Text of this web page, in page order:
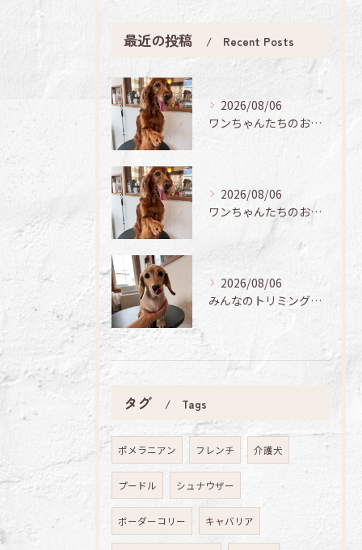
最近の投稿 Recent Posts
2026/08/06
ワンちゃんたちのお手入れ日記🐶✨
2026/08/06
ワンちゃんたちのお手入れ日記🐶✨
2026/08/06
みんなのトリミング日記🌟
タグ Tags
ポメラニアン フレンチ 介護犬
プードル シュナウザー
ボーダーコリー キャバリア